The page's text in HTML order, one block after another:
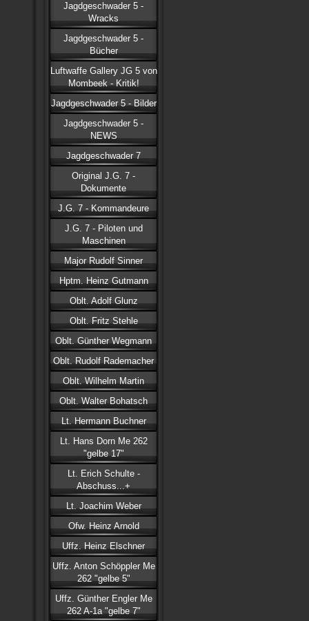
Jagdgeschwader 5 -
Wracks
Jagdgeschwader 5 -
Bücher
Luftwaffe Gallery JG 5 von
Mombeek - Kritik!
Jagdgeschwader 5 - Bilder
Jagdgeschwader 5 -
NEWS
Jagdgeschwader 7
Original J.G. 7 -
Dokumente
J.G. 7 - Kommandeure
J.G. 7 - Piloten und
Maschinen
Major Rudolf Sinner
Hptm. Heinz Gutmann
Oblt. Adolf Glunz
Oblt. Fritz Stehle
Oblt. Günther Wegmann
Oblt. Rudolf Rademacher
Oblt. Wilhelm Martin
Oblt. Walter Bohatsch
Lt. Hermann Buchner
Lt. Hans Dorn Me 262
"gelbe 17"
Lt. Erich Schulte -
Abschuss...+
Lt. Joachim Weber
Ofw. Heinz Arnold
Uffz. Heinz Elschner
Uffz. Anton Schöppler Me
262 "gelbe 5"
Uffz. Günther Engler Me
262 A-1a "gelbe 7"